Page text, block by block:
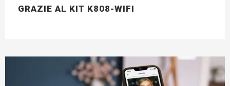
GRAZIE AL KIT K808-WIFI